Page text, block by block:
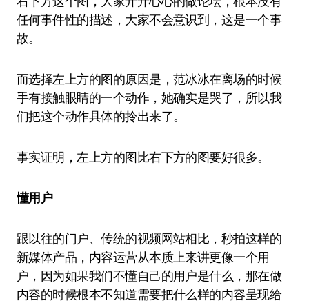
任何事件性的描述，大家不会意识到，这是一个事
故。
而选择左上方的图的原因是，范冰冰在离场的时候
手有接触眼睛的一个动作，她确实是哭了，所以我
们把这个动作具体的拎出来了。
事实证明，左上方的图比右下方的图要好很多。
懂用户
跟以往的门户、传统的视频网站相比，秒拍这样的
新媒体产品，内容运营从本质上来讲更像一个用
户，因为如果我们不懂自己的用户是什么，那在做
内容的时候根本不知道需要把什么样的内容呈现给